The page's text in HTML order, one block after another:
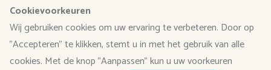
Cookievoorkeuren
Wij gebruiken cookies om uw ervaring te verbeteren. Door op
"Accepteren" te klikken, stemt u in met het gebruik van alle
cookies. Met de knop "Aanpassen" kun u uw voorkeuren